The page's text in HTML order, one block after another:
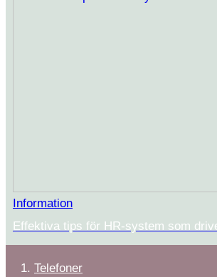
Information
Effektiva tips för HR-system som
Telefoner